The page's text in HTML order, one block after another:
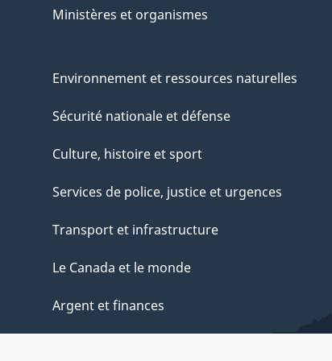
Ministères et organismes
Environnement et ressources naturelles
Sécurité nationale et défense
Culture, histoire et sport
Services de police, justice et urgences
Transport et infrastructure
Le Canada et le monde
Argent et finances